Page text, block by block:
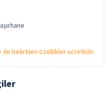
ile belirtilen özellikler ücretlidir.